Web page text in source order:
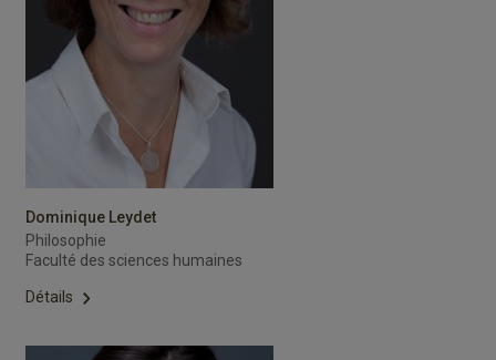
Dominique Leydet
Philosophie
Faculté des sciences humaines
Détails